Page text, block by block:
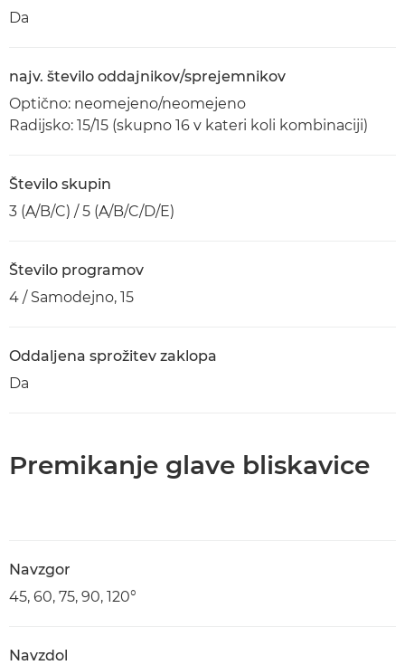
Da
najv. število oddajnikov/sprejemnikov
Optično: neomejeno/neomejeno
Radijsko: 15/15 (skupno 16 v kateri koli kombinaciji)
Število skupin
3 (A/B/C) / 5 (A/B/C/D/E)
Število programov
4 / Samodejno, 15
Oddaljena sprožitev zaklopa
Da
Premikanje glave bliskavice
Navzgor
45, 60, 75, 90, 120°
Navzdol